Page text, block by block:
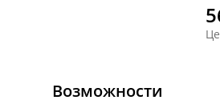
Возможности